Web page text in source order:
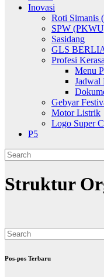
Inovasi
Roti Simanis
SPW
Sasidang
GLS
Profesi
Menu
Jadwal
Gebyar
Motor Listrik
Logo Super
P5
Struktur
Pos-pos Terbaru